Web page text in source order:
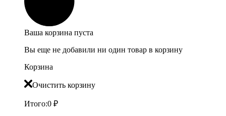
Ваша корзина пуста
Вы еще не добавили ни один товар в корзину
Корзина
Очистить корзину
Итого:0 ₽